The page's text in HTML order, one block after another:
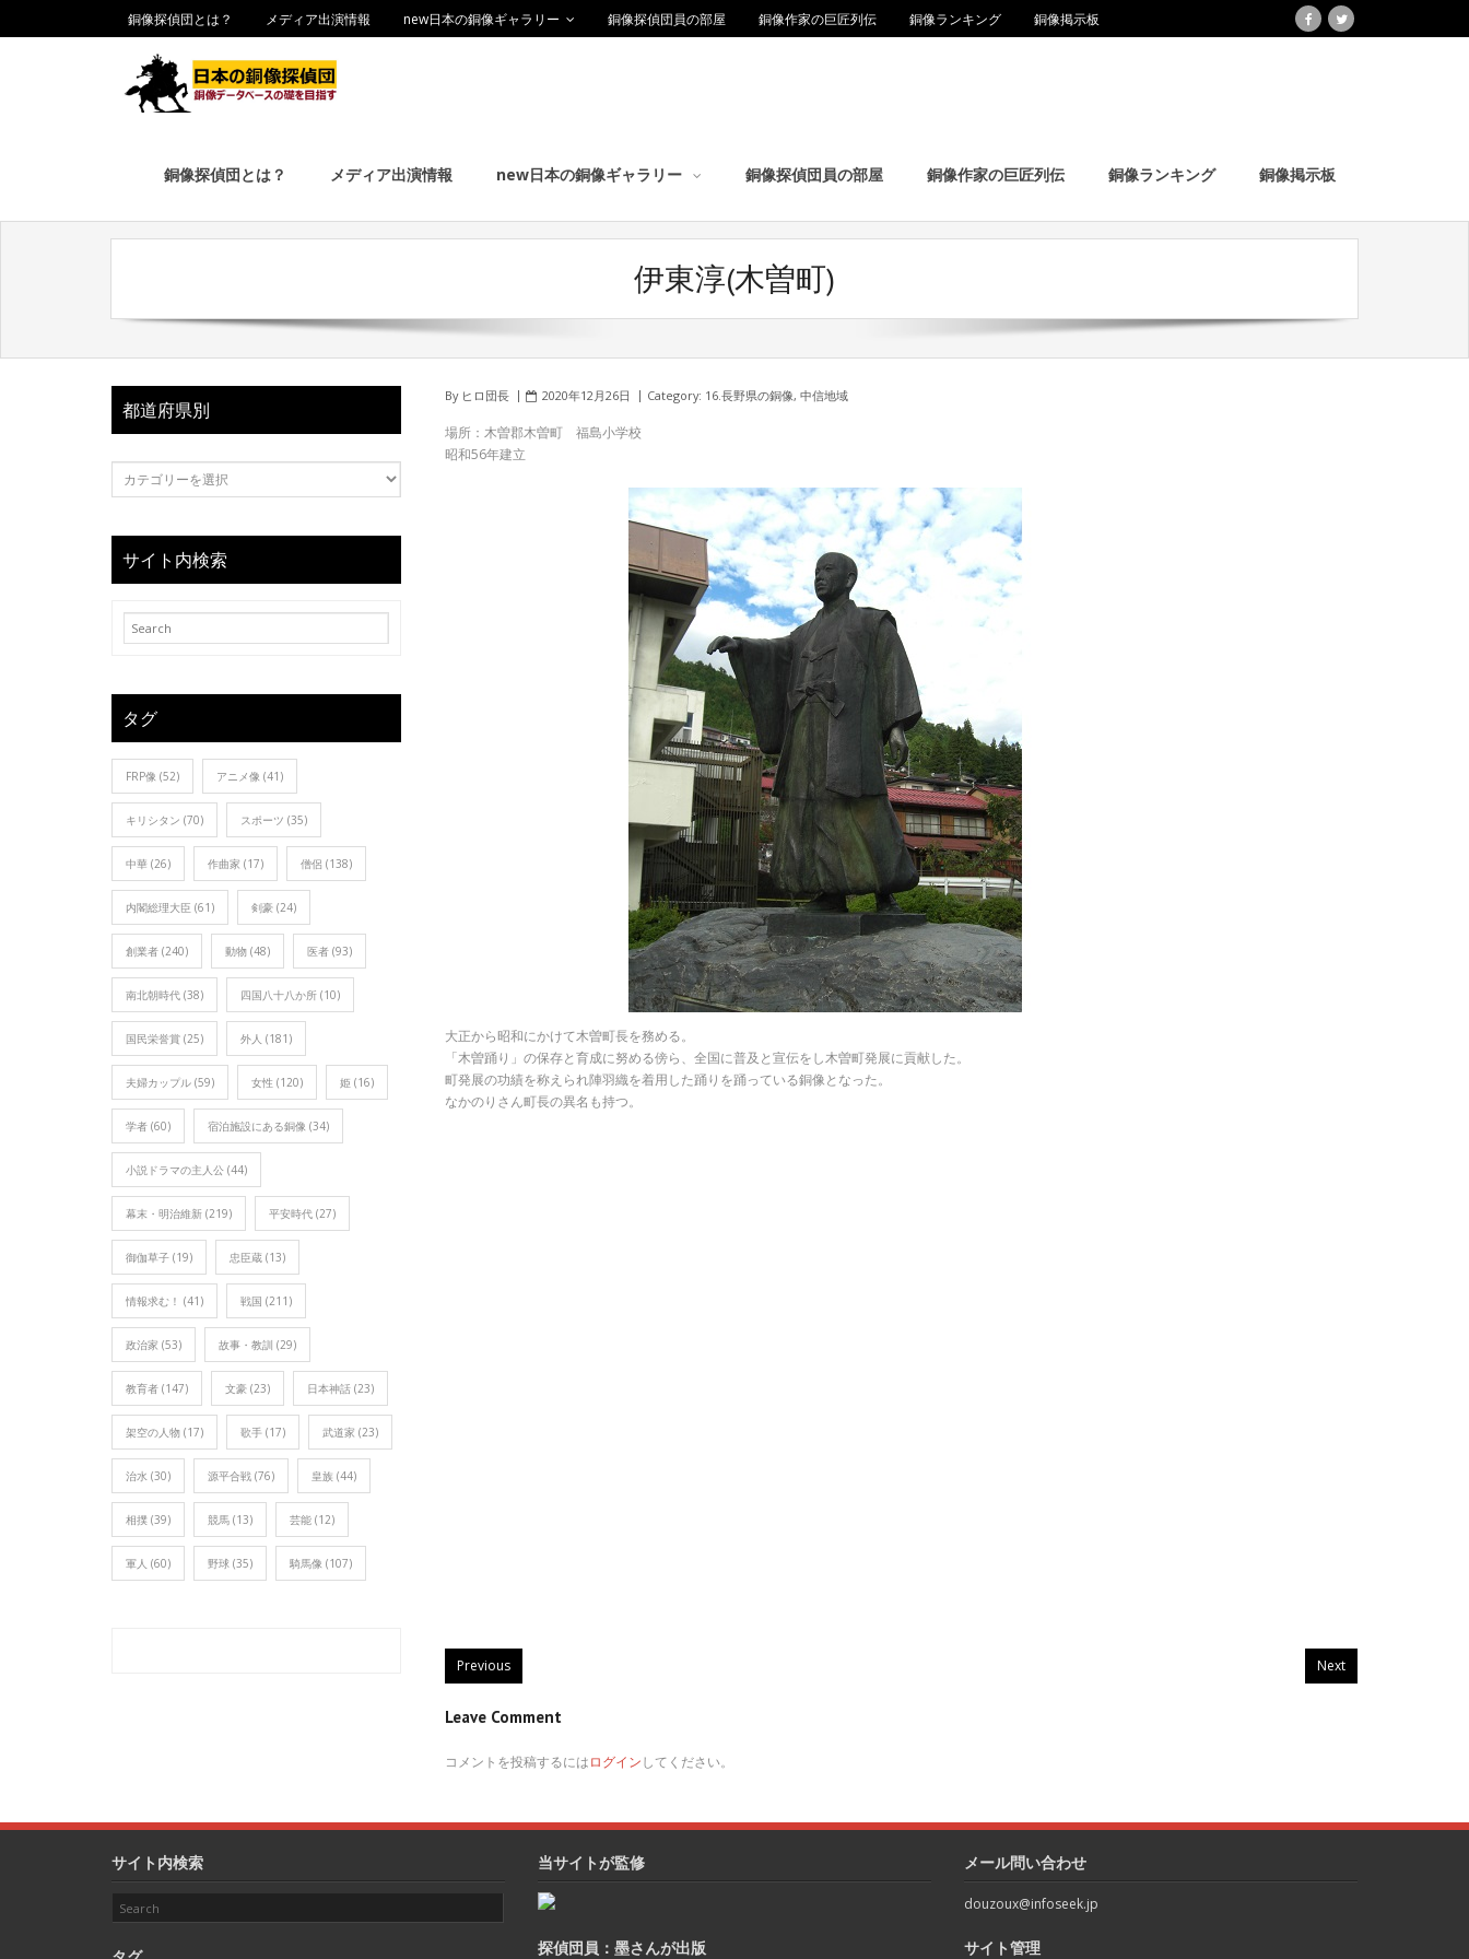
銅像探偵団とは？ メディア出演情報 new日本の銅像ギャラリー 銅像探偵団員の部屋 銅像作家の巨匠列伝 銅像ランキング 銅像掲示板
銅像探偵団とは？ メディア出演情報 new日本の銅像ギャラリー 銅像探偵団員の部屋 銅像作家の巨匠列伝 銅像ランキング 銅像掲示板
伊東淳(木曽町)
By ヒロ団長 2020年12月26日 Category: 16.長野県の銅像, 中信地域
場所：木曽郡木曽町 福島小学校
昭和56年建立
大正から昭和にかけて木曽町長を務める。
「木曽踊り」の保存と育成に努める傍ら、全国に普及と宣伝をし木曽町発展に貢献した。
町発展の功績を称えられ陣羽織を着用した踊りを踊っている銅像となった。
なかのりさん町長の異名も持つ。
Previous Next
Leave Comment
コメントを投稿するにはログインしてください。
都道府県別
サイト内検索
タグ
FRP像 (52) アニメ像 (41)
キリシタン (70) スポーツ (35)
中華 (26) 作曲家 (17) 僧侶 (138)
内閣総理大臣 (61) 剣豪 (24)
創業者 (240) 動物 (48) 医者 (93)
南北朝時代 (38) 四国八十八か所 (10)
国民栄誉賞 (25) 外人 (181)
夫婦カップル (59) 女性 (120) 姫 (16)
学者 (60) 宿泊施設にある銅像 (34)
小説ドラマの主人公 (44)
幕末・明治維新 (219) 平安時代 (27)
御伽草子 (19) 忠臣蔵 (13)
情報求む！ (41) 戦国 (211)
政治家 (53) 故事・教訓 (29)
教育者 (147) 文豪 (23) 日本神話 (23)
架空の人物 (17) 歌手 (17) 武道家 (23)
治水 (30) 源平合戦 (76) 皇族 (44)
相撲 (39) 競馬 (13) 芸能 (12)
軍人 (60) 野球 (35) 騎馬像 (107)
サイト内検索 当サイトが監修
探偵団員：墨さんが出版
メール問い合わせ
douzoux@infoseek.jp
サイト管理